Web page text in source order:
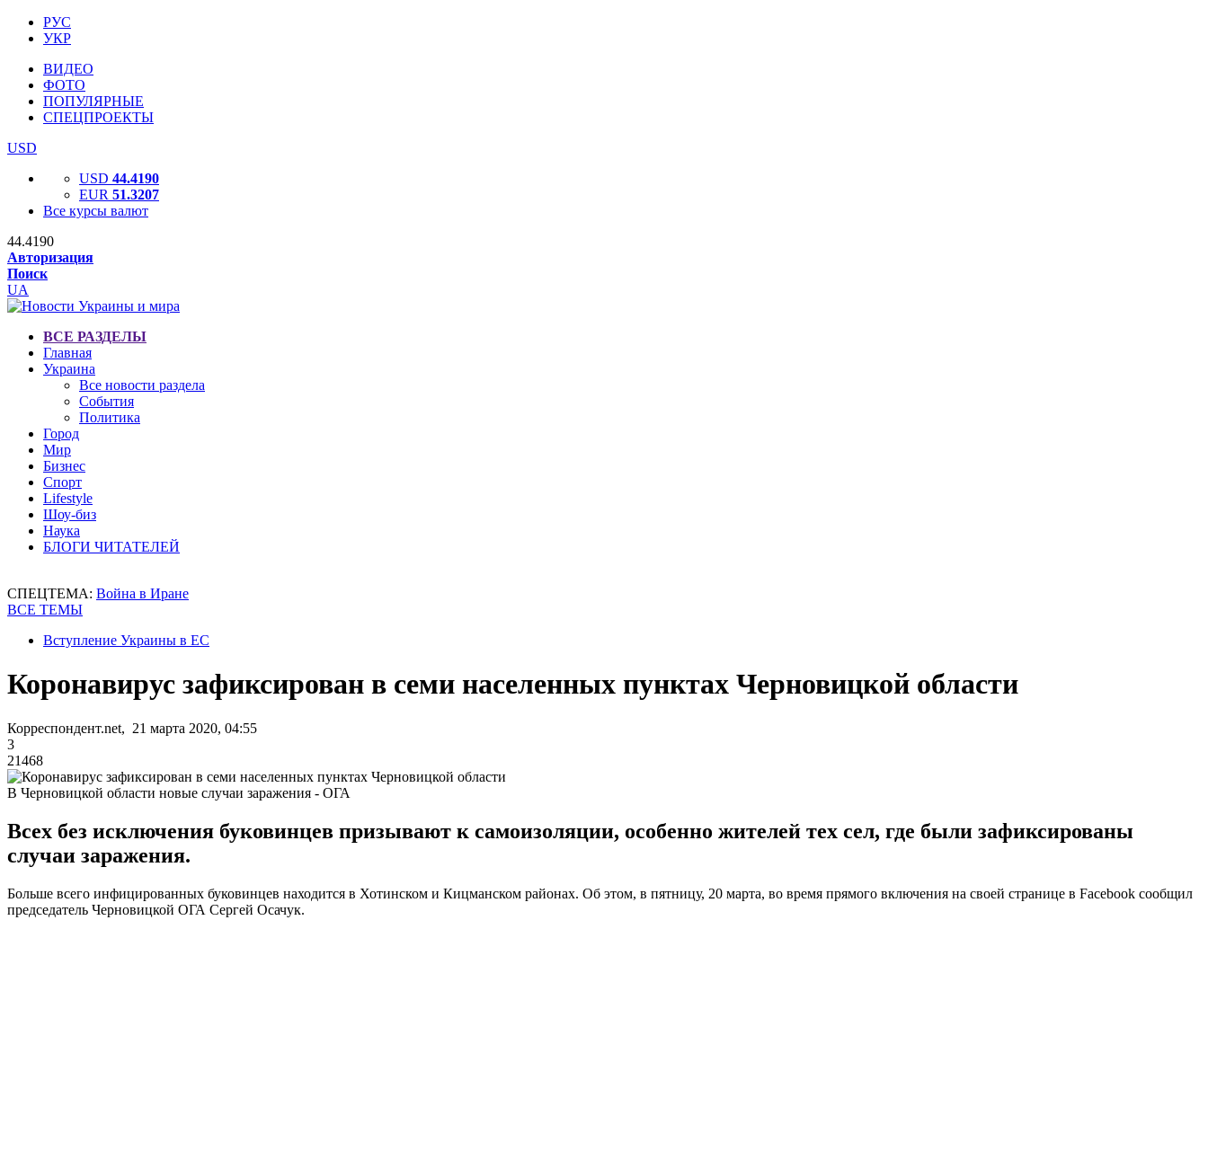
РУС
УКР
ВИДЕО
ФОТО
ПОПУЛЯРНЫЕ
СПЕЦПРОЕКТЫ
USD
USD 44.4190
EUR 51.3207
Все курсы валют
44.4190
Авторизация
Поиск
UA
ВСЕ РАЗДЕЛЫ
Главная
Украина
Все новости раздела
События
Политика
Город
Мир
Бизнес
Спорт
Lifestyle
Шоу-биз
Наука
БЛОГИ ЧИТАТЕЛЕЙ
СПЕЦТЕМА: Война в Иране
ВСЕ ТЕМЫ
Вступление Украины в ЕС
Коронавирус зафиксирован в семи населенных пунктах Черновицкой области
Корреспондент.net, 21 марта 2020, 04:55
3
21468
В Черновицкой области новые случаи заражения - ОГА
Всех без исключения буковинцев призывают к самоизоляции, особенно жителей тех сел, где были зафиксированы
случаи заражения.
Больше всего инфицированных буковинцев находится в Хотинском и Кицманском районах. Об этом, в пятницу, 20 марта, во время прямого включения на своей странице в Facebook сообщил
председатель Черновицкой ОГА Сергей Осачук.